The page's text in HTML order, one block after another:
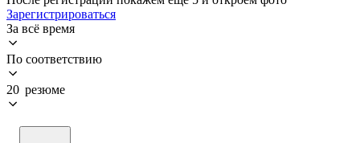
Зарегистрироваться
За всё время
По соответствию
20 резюме